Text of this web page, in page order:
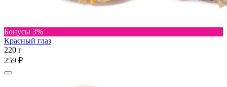
Бонусы 3%
Красный глаз
220 г
259 ₽